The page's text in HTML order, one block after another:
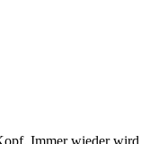
Immer wieder wird